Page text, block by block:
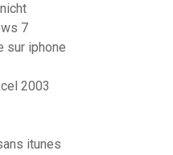
7
sur iphone
2003
itunes